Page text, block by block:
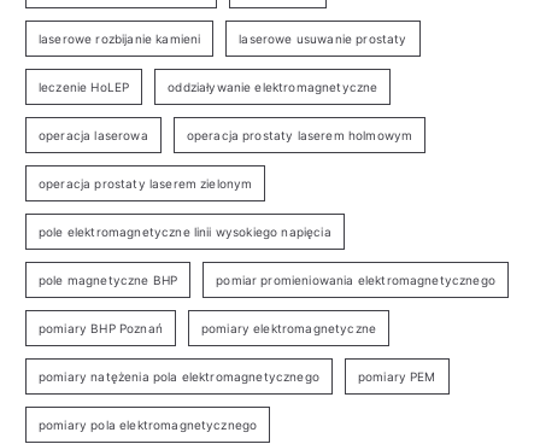
laserowe rozbijanie kamieni laserowe usuwanie prostaty
leczenie HoLEP oddziaływanie elektromagnetyczne
operacja laserowa operacja prostaty laserem holmowym
operacja prostaty laserem zielonym
pole elektromagnetyczne linii wysokiego napięcia
pole magnetyczne BHP pomiar promieniowania elektromagnetycznego
pomiary BHP Poznań pomiary elektromagnetyczne
pomiary natężenia pola elektromagnetycznego pomiary PEM
pomiary pola elektromagnetycznego